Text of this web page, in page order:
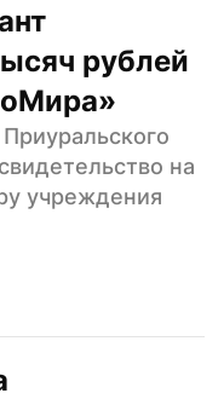
рублей
на
учреждения